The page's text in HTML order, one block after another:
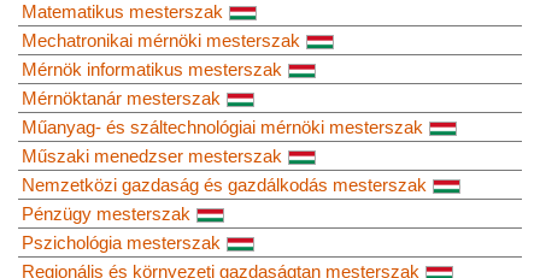
Matematikus mesterszak
Mechatronikai mérnöki mesterszak
Mérnök informatikus mesterszak
Mérnöktanár mesterszak
Műanyag- és száltechnológiai mérnöki mesterszak
Műszaki menedzser mesterszak
Nemzetközi gazdaság és gazdálkodás mesterszak
Pénzügy mesterszak
Pszichológia mesterszak
Regionális és környezeti gazdaságtan mesterszak